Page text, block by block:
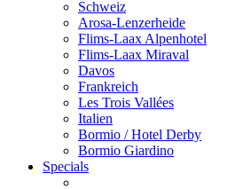
Schweiz
Arosa-Lenzerheide
Flims-Laax Alpenhotel
Flims-Laax Miraval
Davos
Frankreich
Les Trois Vallées
Italien
Bormio / Hotel Derby
Bormio Giardino
Specials